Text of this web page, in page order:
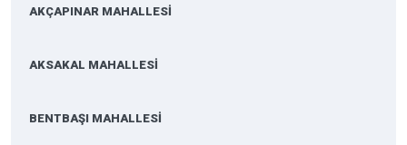
AKÇAPINAR MAHALLESİ
AKSAKAL MAHALLESİ
BENTBAŞI MAHALLESİ